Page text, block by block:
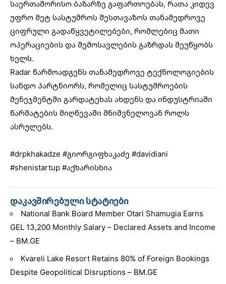
საერთაშორისო ბაზარზე გაფართოებას, რათა კიდევ
უფრო მეტ სასტუმროს შესთავაზოს თანამედროვე
ციფრული გადაწყვეტილებები, რომლებიც მათი
ოპერაციების და შემოსავლების გაზრდას შეუწყობს
ხელს.
Radar წარმოადგენს თანამედროვე ტექნოლოგიების
სანდო პარტნიორს, რომელიც სასტუმროების
მენეჯმენტში გარდატეხას ახდენს და ინდუსტრიაში
წარმატების მიღწევაში მნიშვნელოვან როლს
ასრულებს.
#drpkhakadze #გიორგიფხაკაძე #davidiani
#shenistartup #აქხარისხია
დაკავშირებული სტატიები
National Bank Board Member Otari Shamugia Earns
GEL 13,200 Monthly Salary – Declared Assets and Income
– BM.GE
Kvareli Lake Resort Retains 80% of Foreign Bookings
Despite Geopolitical Disruptions – BM.GE